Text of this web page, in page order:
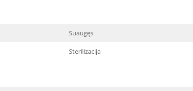
Suaugęs
Sterilizacija